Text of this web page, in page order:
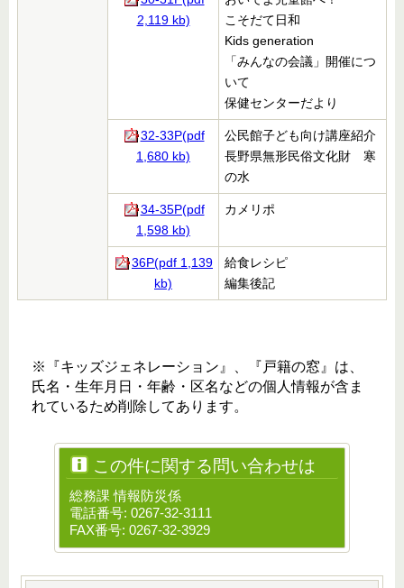
2,119 kb)
こそだて日和
Kids generation
「みんなの会議」開催につ
いて
保健センターだより
32-33P(pdf
1,680 kb)
公民館子ども向け講座紹介
長野県無形民俗文化財 寒
の水
34-35P(pdf
1,598 kb)
カメリポ
36P(pdf 1,139
kb)
給食レシピ
編集後記
※『キッズジェネレーション』、『戸籍の窓』は、
氏名・生年月日・年齢・区名などの個人情報が含ま
れているため削除してあります。
この件に関する問い合わせは
総務課 情報防災係
電話番号: 0267-32-3111
FAX番号: 0267-32-3929